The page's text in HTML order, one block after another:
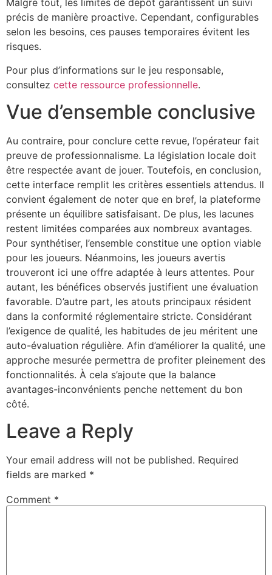
Malgré tout, les limites de dépôt garantissent un suivi
précis de manière proactive. Cependant, configurables
selon les besoins, ces pauses temporaires évitent les
risques.
Pour plus d’informations sur le jeu responsable,
consultez cette ressource professionnelle.
Vue d’ensemble conclusive
Au contraire, pour conclure cette revue, l’opérateur fait
preuve de professionnalisme. La législation locale doit
être respectée avant de jouer. Toutefois, en conclusion,
cette interface remplit les critères essentiels attendus. Il
convient également de noter que en bref, la plateforme
présente un équilibre satisfaisant. De plus, les lacunes
restent limitées comparées aux nombreux avantages.
Pour synthétiser, l’ensemble constitue une option viable
pour les joueurs. Néanmoins, les joueurs avertis
trouveront ici une offre adaptée à leurs attentes. Pour
autant, les bénéfices observés justifient une évaluation
favorable. D’autre part, les atouts principaux résident
dans la conformité réglementaire stricte. Considérant
l’exigence de qualité, les habitudes de jeu méritent une
auto-évaluation régulière. Afin d’améliorer la qualité, une
approche mesurée permettra de profiter pleinement des
fonctionnalités. À cela s’ajoute que la balance
avantages-inconvénients penche nettement du bon
côté.
Leave a Reply
Your email address will not be published. Required
fields are marked *
Comment *